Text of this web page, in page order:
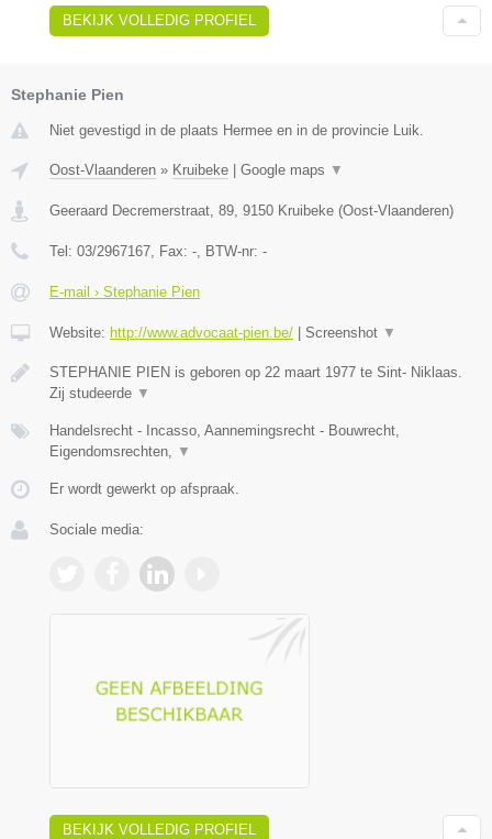
BEKIJK VOLLEDIG PROFIEL
Stephanie Pien
Niet gevestigd in de plaats Hermee en in de provincie Luik.
Oost-Vlaanderen » Kruibeke Google maps ▼
Geeraard Decremerstraat, 89, 9150 Kruibeke (Oost-Vlaanderen)
Tel: 03/2967167, Fax: -, BTW-nr: -
E-mail › Stephanie Pien
Website: http://www.advocaat-pien.be/ Screenshot ▼
STEPHANIE PIEN is geboren op 22 maart 1977 te Sint- Niklaas.
Zij studeerde ▼
Handelsrecht - Incasso, Aannemingsrecht - Bouwrecht,
Eigendomsrechten, ▼
Er wordt gewerkt op afspraak.
Sociale media:
BEKIJK VOLLEDIG PROFIEL